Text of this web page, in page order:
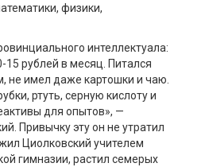
физики,
интеллектуала:
15 рублей в месяц. Питался
не имел даже картошки и чаю.
ртуть, серную кислоту и
для опытов», —
Привычку эту он не утратил
Циолковский учителем
гимназии, растил семерых